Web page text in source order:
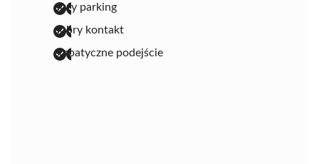
duży parking
dobry kontakt
empatyczne podejście